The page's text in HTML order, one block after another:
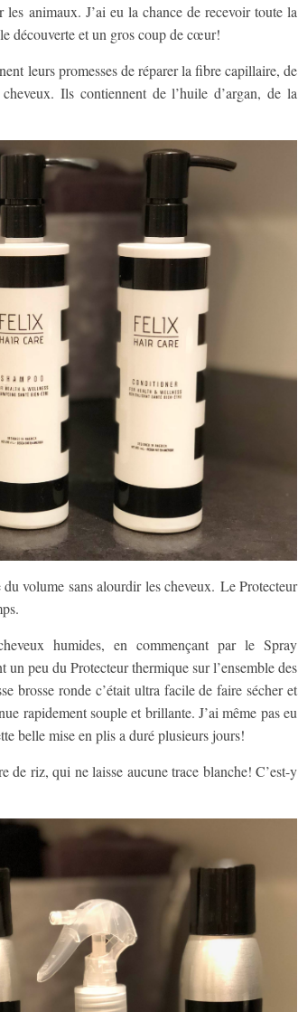
les animaux. J’ai eu la chance de recevoir toute la
découverte et un gros coup de cœur!
leurs promesses de réparer la fibre capillaire, de
Ils contiennent de l’huile d’argan, de la
volume sans alourdir les cheveux. Le Protecteur
humides, en commençant par le Spray
peu du Protecteur thermique sur l’ensemble des
brosse ronde c’était ultra facile de faire sécher et
rapidement souple et brillante. J’ai même pas eu
belle mise en plis a duré plusieurs jours!
de riz, qui ne laisse aucune trace blanche! C’est-y